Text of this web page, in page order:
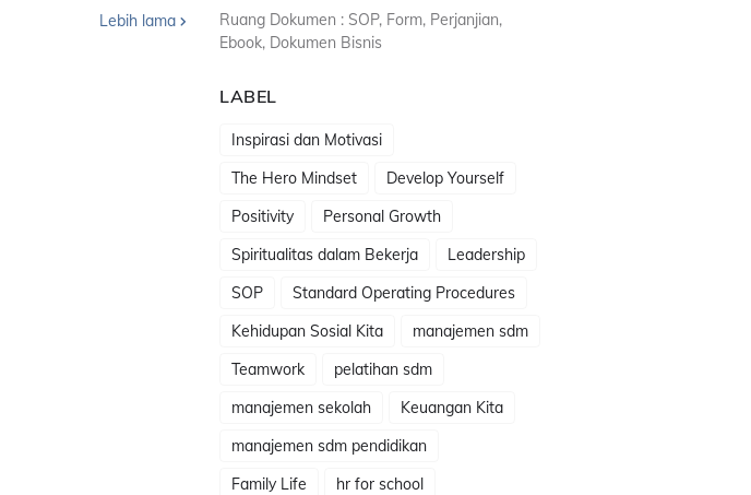
Lebih lama
Ruang Dokumen : SOP, Form, Perjanjian,
Ebook, Dokumen Bisnis
LABEL
Inspirasi dan Motivasi
The Hero Mindset
Develop Yourself
Positivity
Personal Growth
Spiritualitas dalam Bekerja
Leadership
SOP
Standard Operating Procedures
Kehidupan Sosial Kita
manajemen sdm
Teamwork
pelatihan sdm
manajemen sekolah
Keuangan Kita
manajemen sdm pendidikan
Family Life
hr for school